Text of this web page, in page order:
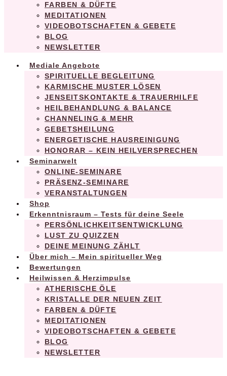
FARBEN & DÜFTE
MEDITATIONEN
VIDEOBOTSCHAFTEN & GEBETE
BLOG
NEWSLETTER
Mediale Angebote
SPIRITUELLE BEGLEITUNG
KARMISCHE MUSTER LÖSEN
JENSEITSKONTAKTE & TRAUERHILFE
HEILBEHANDLUNG & BALANCE
CHANNELING & MEHR
GEBETSHEILUNG
ENERGETISCHE HAUSREINIGUNG
HONORAR – KEIN HEILVERSPRECHEN
Seminarwelt
ONLINE-SEMINARE
PRÄSENZ-SEMINARE
VERANSTALTUNGEN
Shop
Erkenntnisraum – Tests für deine Seele
PERSÖNLICHKEITSENTWICKLUNG
LUST ZU QUIZZEN
DEINE MEINUNG ZÄHLT
Über mich – Mein spiritueller Weg
Bewertungen
Heilwissen & Herzimpulse
ATHERISCHE ÖLE
KRISTALLE DER NEUEN ZEIT
FARBEN & DÜFTE
MEDITATIONEN
VIDEOBOTSCHAFTEN & GEBETE
BLOG
NEWSLETTER